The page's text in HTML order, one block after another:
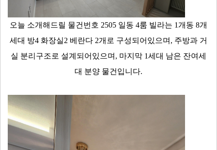
오늘 소개해드릴 물건번호 2505 일동 4룸 빌라는 1개동 8개
세대 방4 화장실2 베란다 2개로 구성되어있으며, 주방과 거
실 분리구조로 설계되어있으며, 마지막 1세대 남은 잔여세
대 분양 물건입니다.